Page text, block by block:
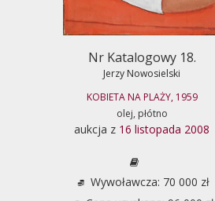
Nr Katalogowy 18.
Jerzy Nowosielski
KOBIETA NA PLAŻY, 1959
olej, płótno
aukcja z 16 listopada 2008
Wywoławcza: 70 000 zł